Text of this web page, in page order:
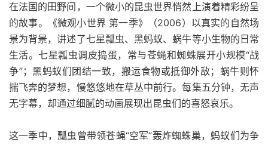
在法国的田野间，一个微小的昆虫世界悄然上演着精彩纷呈
的故事。《微观小世界 第一季》（2006）以真实的自然场
景为背景，讲述了七星瓢虫、黑蚂蚁、蜗牛等小生物的日常
生活。七星瓢虫调皮捣蛋，常与苍蝇和蜘蛛展开小规模“战
争”；黑蚂蚁们团结一致，搬运食物或抵御外敌；蜗牛则怀
揣飞奔的梦想，慢悠悠地在草丛中前行。每集五分钟，无声
无字幕，却通过细腻的动画展现出昆虫们的喜怒哀乐。
这一季中，瓢虫曾带领苍蝇“空军”轰炸蜘蛛巢，蚂蚁们为争